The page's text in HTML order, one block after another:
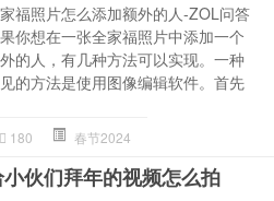
福照片怎么添加额外的人-ZOL问答
你想在一张全家福照片中添加一个
的人，有几种方法可以实现。一种
的方法是使用图像编辑软件。首先
180 春节2024
伙们拜年的视频怎么拍